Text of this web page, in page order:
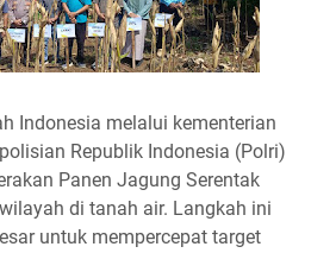
Indonesia melalui kementerian
Republik Indonesia (Polri)
Panen Jagung Serentak
di tanah air. Langkah ini
untuk mempercepat target